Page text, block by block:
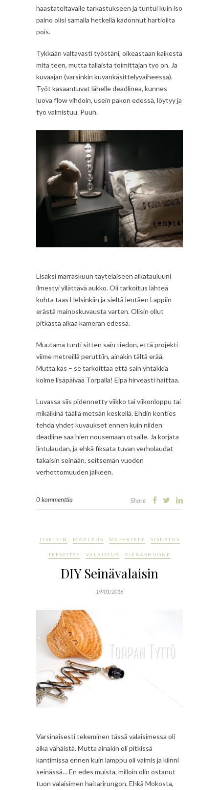
haastateltavalle tarkastukseen ja tuntui kuin iso
paino olisi samalla hetkellä kadonnut hartioilta
pois.
Tykkään valtavasti työstäni, oikeastaan kaikesta
mitä teen, mutta tällaista toimittajan työ on. Ja
kuvaajan (varsinkin kuvankäsittelyvaiheessa).
Työt kasaantuvat lähelle deadlinea, kunnes
luova flow vihdoin, usein pakon edessä, löytyy ja
työ valmistuu. Puuh.
Lisäksi marraskuun täyteläiseen aikatauluuni
ilmestyi yllättävä aukko. Oli tarkoitus lähteä
kohta taas Helsinkiin ja sieltä lentäen Lappiin
erästä mainoskuvausta varten. Olisin ollut
pitkästä aikaa kameran edessä.
Muutama tunti sitten sain tiedon, että projekti
viime metreillä peruttiin, ainakin tältä erää.
Mutta kas – se tarkoittaa että sain yhtäkkiä
kolme lisäpäivää Torpalla! Eipä hirveästi haittaa.
Luvassa siis pidennetty viikko tai viikonloppu tai
mikäikinä täällä metsän keskellä. Ehdin kenties
tehdä yhdet kuvaukset ennen kuin niiden
deadline saa hien nousemaan otsalle. Ja korjata
lintulaudan, ja ehkä fiksata tuvan verholaudat
takaisin seinään, seitsemän vuoden
verhottomuuden jälkeen.
0 kommenttia Share
ITSETEIN MAALAUS NÄPERTELY SISUSTUS
TEESEITSE VALAISTUS VIERASHUONE
DIY Seinävalaisin
19/01/2016
Varsinaisesti tekeminen tässä valaisimessa oli
aika vähäistä. Mutta ainakin oli pitkissä
kantimissa ennen kuin lamppu oli valmis ja kiinni
seinässä… En edes muista, milloin olin ostanut
tuon valaisimen haitarirungon. Ehkä Mokosta,